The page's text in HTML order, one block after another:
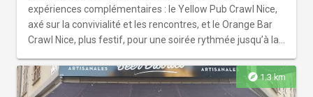
expériences complémentaires : le Yellow Pub Crawl Nice,
axé sur la convivialité et les rencontres, et le Orange Bar
Crawl Nice, plus festif, pour une soirée rythmée jusqu’à la
explore1.3 km